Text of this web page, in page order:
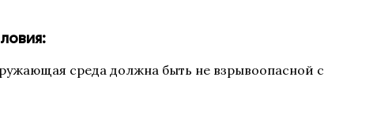
среда должна быть не взрывоопасной с